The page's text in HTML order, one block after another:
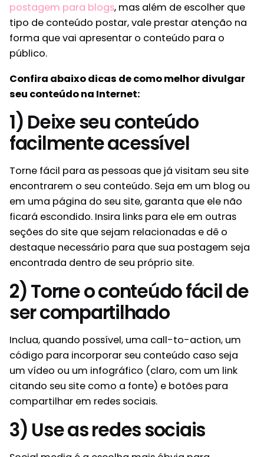
postagem para blogs, mas além de escolher que
tipo de conteúdo postar, vale prestar atenção na
forma que vai apresentar o conteúdo para o
público.
Confira abaixo dicas de como melhor divulgar
seu conteúdo na Internet:
1) Deixe seu conteúdo
facilmente acessível
Torne fácil para as pessoas que já visitam seu site
encontrarem o seu conteúdo. Seja em um blog ou
em uma página do seu site, garanta que ele não
ficará escondido. Insira links para ele em outras
seções do site que sejam relacionadas e dê o
destaque necessário para que sua postagem seja
encontrada dentro de seu próprio site.
2) Torne o conteúdo fácil de
ser compartilhado
Inclua, quando possível, uma call-to-action, um
código para incorporar seu conteúdo caso seja
um vídeo ou um infográfico (claro, com um link
citando seu site como a fonte) e botões para
compartilhar em redes sociais.
3) Use as redes sociais